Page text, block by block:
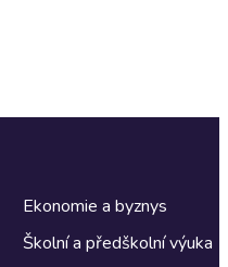
Ekonomie a byznys
Školní a předškolní výuka